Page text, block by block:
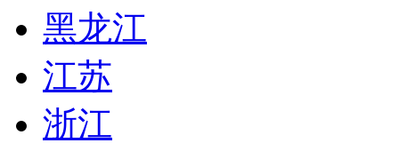
黑龙江
江苏
浙江